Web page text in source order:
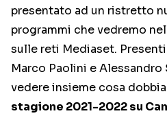
presentato ad un ristretto
programmi che vedremo
sulle reti Mediaset.
Marco Paolini e Alessandro
vedere insieme cosa
stagione 2021-2022 su